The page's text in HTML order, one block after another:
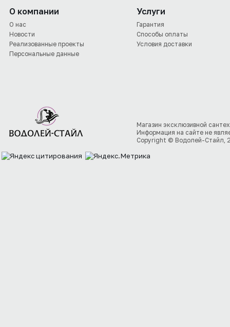
О компании
О нас
Новости
Реализованные проекты
Персональные данные
Услуги
Гарантия
Способы оплаты
Условия доставки
Магазин эксклюзивной
Информация на сайте не
Copyright © Водолей-Стайл,